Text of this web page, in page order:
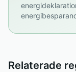
Relaterade